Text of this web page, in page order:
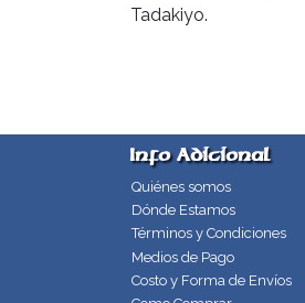
Tadakiyo.
Info Adicional
Quiénes somos
Dónde Estamos
Términos y Condiciones
Medios de Pago
Costo y Forma de Envíos